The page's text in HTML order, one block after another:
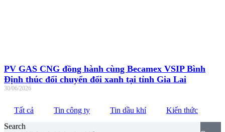
PV GAS CNG đồng hành cùng Becamex VSIP Bình
Định thúc đổi chuyển đổi xanh tại tỉnh Gia Lai
30/06/2026
Tất cả Tin công ty Tin dầu khí
Kiến thức
Search